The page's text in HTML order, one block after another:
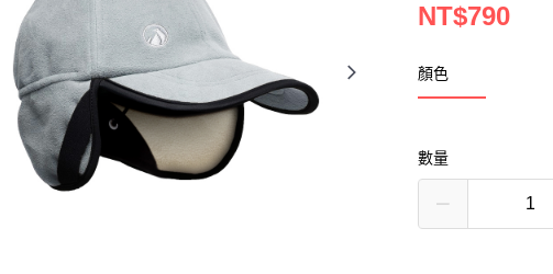
NT$790
顏色
數量